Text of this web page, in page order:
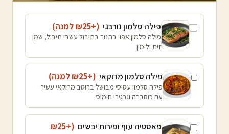
פילה סלמון נורבגי (+₪
25 למנה)
פילה סלמון אפוי בתנור בתיבול עשבי תיבול, שמן
זית ולימון
פילה סלמון מרוקאי (+₪
25 למנה)
פילה סלמון עסיסי מבושל ברוטב מרוקאי עשיר
עם כוסברה וגרגירי חומוס
פאסטיה עוף ופירות יבשים (+₪
25